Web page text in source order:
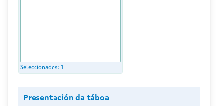
Seleccionados: 1
Presentación da táboa